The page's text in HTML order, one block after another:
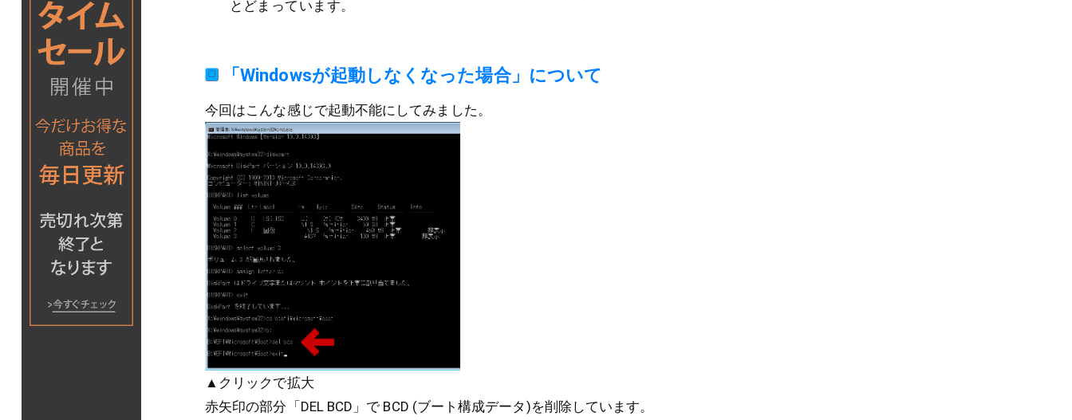
とどまっています。
「Windowsが起動しなくなった場合」について
今回はこんな感じで起動不能にしてみました。
▲クリックで拡大
赤矢印の部分「DEL BCD」で BCD (ブート構成データ)を削除しています。